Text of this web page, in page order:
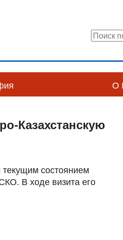
О
Казахстанскую
состоянием
В ходе визита его